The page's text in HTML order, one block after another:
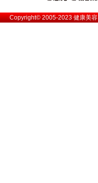
Copyright© 2005-2023健康美